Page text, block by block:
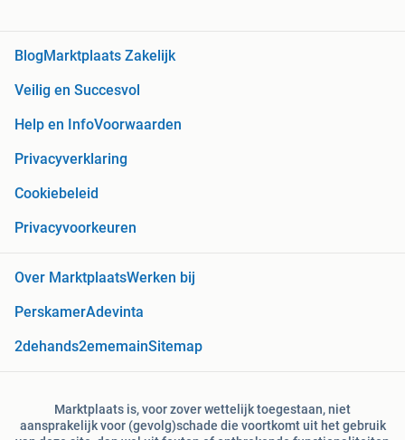
BlogMarktplaats Zakelijk
Veilig en Succesvol
Help en InfoVoorwaarden
Privacyverklaring
Cookiebeleid
Privacyvoorkeuren
Over MarktplaatsWerken bij
PerskamerAdevinta
2dehands2ememainSitemap
Marktplaats is, voor zover wettelijk toegestaan, niet
aansprakelijk voor (gevolg)schade die voortkomt uit het gebruik